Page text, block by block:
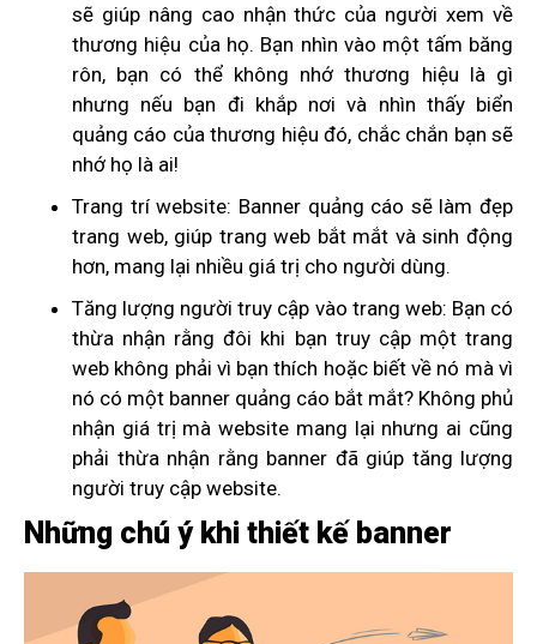
sẽ giúp nâng cao nhận thức của người xem về
thương hiệu của họ. Bạn nhìn vào một tấm băng
rôn, bạn có thể không nhớ thương hiệu là gì
nhưng nếu bạn đi khắp nơi và nhìn thấy biển
quảng cáo của thương hiệu đó, chắc chắn bạn sẽ
nhớ họ là ai!
Trang trí website: Banner quảng cáo sẽ làm đẹp
trang web, giúp trang web bắt mắt và sinh động
hơn, mang lại nhiều giá trị cho người dùng.
Tăng lượng người truy cập vào trang web: Bạn có
thừa nhận rằng đôi khi bạn truy cập một trang
web không phải vì bạn thích hoặc biết về nó mà vì
nó có một banner quảng cáo bắt mắt? Không phủ
nhận giá trị mà website mang lại nhưng ai cũng
phải thừa nhận rằng banner đã giúp tăng lượng
người truy cập website.
Những chú ý khi thiết kế banner